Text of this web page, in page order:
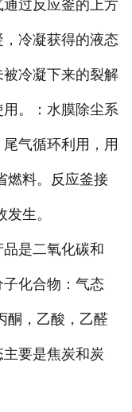
过反应釜的上方
冷凝获得的液态
冷凝下来的裂解
。：水膜除尘系
气循环利用，用
燃料。反应釜接
生。
是二氧化碳和
化合物：气态
酮，乙酸，乙醛
要是焦炭和炭